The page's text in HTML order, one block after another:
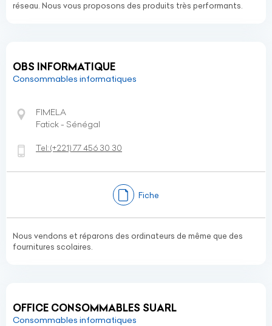
réseau. Nous vous proposons des produits très performants.
OBS INFORMATIQUE
Consommables informatiques
FIMELA
Fatick - Sénégal
Tel:(+221)77 456 30 30
Fiche
Nous vendons et réparons des ordinateurs de même que des
fournitures scolaires.
OFFICE CONSOMMABLES SUARL
Consommables informatiques